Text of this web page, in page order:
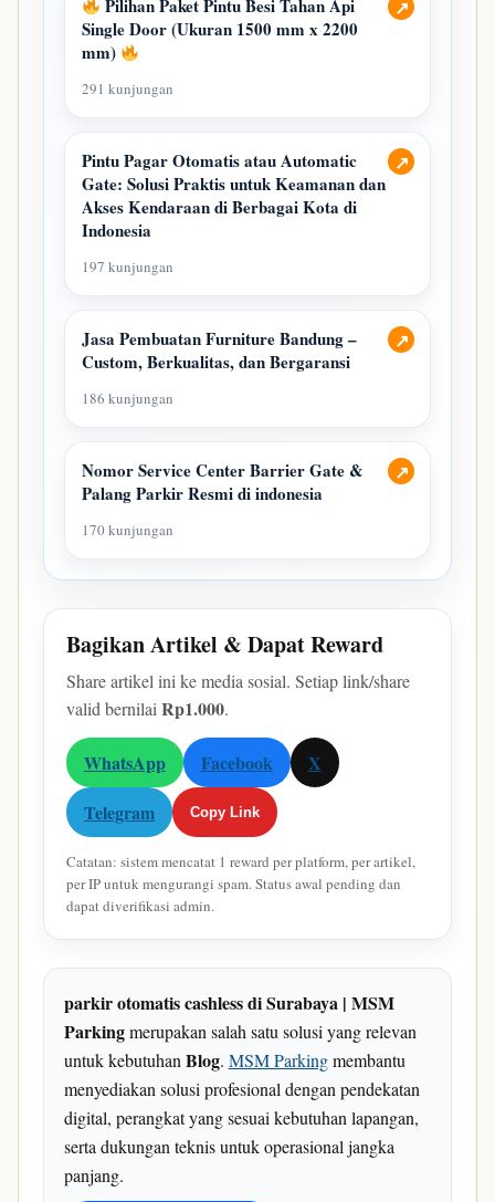
↗
Pilihan Paket Pintu Besi Tahan Api
Single Door (Ukuran 1500 mm x 2200
mm)
291 kunjungan
↗
Pintu Pagar Otomatis atau Automatic
Gate: Solusi Praktis untuk Keamanan dan
Akses Kendaraan di Berbagai Kota di
Indonesia
197 kunjungan
↗
Jasa Pembuatan Furniture Bandung –
Custom, Berkualitas, dan Bergaransi
186 kunjungan
↗
Nomor Service Center Barrier Gate &
Palang Parkir Resmi di indonesia
170 kunjungan
Bagikan Artikel & Dapat Reward
Share artikel ini ke media sosial. Setiap link/share
valid bernilai Rp1.000.
WhatsApp Facebook
X
Telegram
Copy Link
Catatan: sistem mencatat 1 reward per platform, per artikel,
per IP untuk mengurangi spam. Status awal pending dan
dapat diverifikasi admin.
parkir otomatis cashless di Surabaya | MSM
Parkingmerupakan salah satu solusi yang relevan
untuk kebutuhan Blog. MSM Parkingmembantu
menyediakan solusi profesional dengan pendekatan
digital, perangkat yang sesuai kebutuhan lapangan,
serta dukungan teknis untuk operasional jangka
panjang.